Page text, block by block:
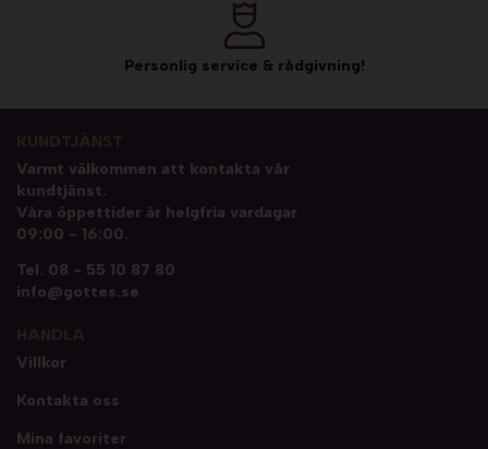
Personlig service & rådgivning!
Varmt välkommen att kontakta vår
kundtjänst.
Våra öppettider är helgfria vardagar
09:00 - 16:00.
Tel. 08 - 55 10 87 80
info@gottes.se
Villkor
Kontakta oss
Mina favoriter